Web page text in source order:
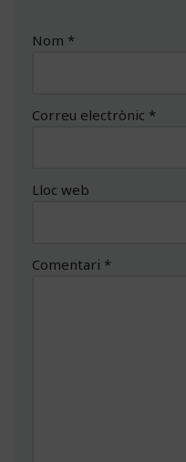
Nom *
Correu electrònic *
Lloc web
Comentari *